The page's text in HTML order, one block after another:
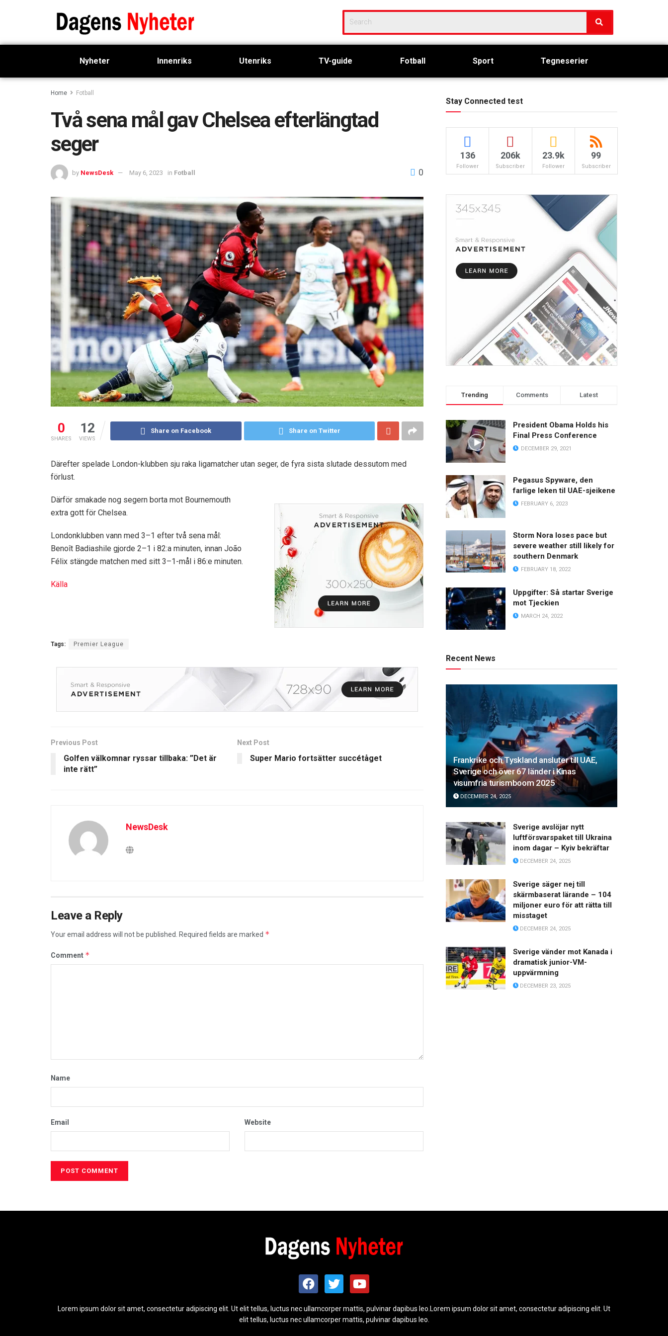
Nyheter Innenriks Utenriks TV-guide Fotball Sport Tegneserier
Home Fotball
Två sena mål gav Chelsea efterlängtad
seger
by NewsDesk May 6, 2023 in Fotball 0
0
SHARES
12
VIEWS
Share on Facebook Share on Twitter
Därefter spelade London-klubben sju raka ligamatcher utan seger, de fyra sista slutade dessutom med
förlust.
Därför smakade nog segern borta mot Bournemouth
extra gott för Chelsea.
Londonklubben vann med 3–1 efter två sena mål:
Benoît Badiashile gjorde 2–1 i 82:a minuten, innan João
Félix stängde matchen med sitt 3–1-mål i 86:e minuten.
Källa
Tags: Premier League
Previous Post
Golfen välkomnar ryssar tillbaka: ”Det är
inte rätt”
Next Post
Super Mario fortsätter succétåget
NewsDesk
Leave a Reply
Your email address will not be published. Required fields are marked *
Comment *
Name
Email Website
Stay Connected test
136
Follower
206k
Subscriber
23.9k
Follower
99
Subscriber
Trending Comments Latest
President Obama Holds his
Final Press Conference
DECEMBER 29, 2021
Pegasus Spyware, den
farlige leken til UAE-sjeikene
FEBRUARY 6, 2023
Storm Nora loses pace but
severe weather still likely for
southern Denmark
FEBRUARY 18, 2022
Uppgifter: Så startar Sverige
mot Tjeckien
MARCH 24, 2022
Recent News
Frankrike och Tyskland ansluter till UAE,
Sverige och över 67 länder i Kinas
visumfria turismboom 2025
DECEMBER 24, 2025
Sverige avslöjar nytt
luftförsvarspaket till Ukraina
inom dagar – Kyiv bekräftar
DECEMBER 24, 2025
Sverige säger nej till
skärmbaserat lärande – 104
miljoner euro för att rätta till
misstaget
DECEMBER 24, 2025
Sverige vänder mot Kanada i
dramatisk junior-VM-
uppvärmning
DECEMBER 23, 2025
Lorem ipsum dolor sit amet, consectetur adipiscing elit. Ut elit tellus, luctus nec ullamcorper mattis, pulvinar dapibus leo.Lorem ipsum dolor sit amet, consectetur adipiscing elit. Ut
elit tellus, luctus nec ullamcorper mattis, pulvinar dapibus leo.